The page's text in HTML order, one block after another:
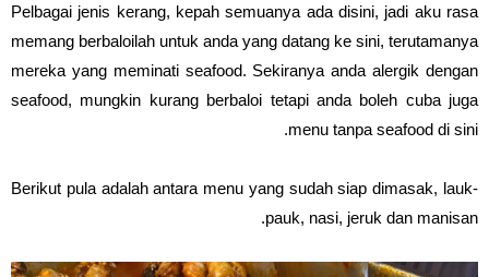
Pelbagai jenis kerang, kepah semuanya ada disini, jadi aku rasa
memang berbaloilah untuk anda yang datang ke sini, terutamanya
mereka yang meminati seafood. Sekiranya anda alergik dengan
seafood, mungkin kurang berbaloi tetapi anda boleh cuba juga
menu tanpa seafood di sini.
Berikut pula adalah antara menu yang sudah siap dimasak, lauk-
pauk, nasi, jeruk dan manisan.